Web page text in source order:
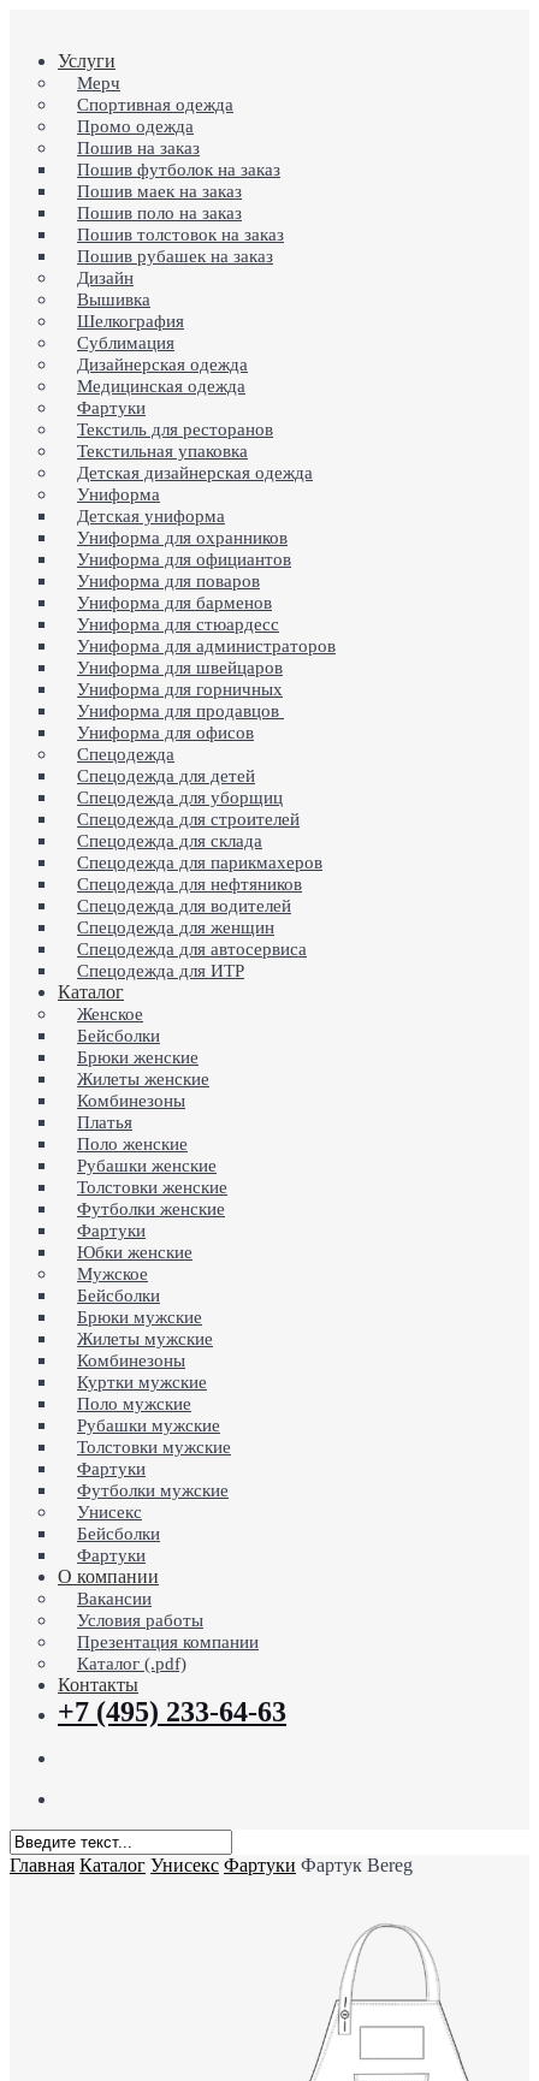
main
content
search
Menu Услуги
Мерч
Спортивная одежда
Промо одежда
Пошив на заказ
Пошив футболок на заказ
Пошив маек на заказ
Пошив поло на заказ
Пошив толстовок на заказ
Пошив рубашек на заказ
Дизайн
Вышивка
Шелкография
Сублимация
Дизайнерская одежда
Медицинская одежда
Фартуки
Текстиль для ресторанов
Текстильная упаковка
Детская дизайнерская одежда
Униформа
Детская униформа
Униформа для охранников
Униформа для официантов
Униформа для поваров
Униформа для барменов
Униформа для стюардесс
Униформа для администраторов
Униформа для швейцаров
Униформа для горничных
Униформа для продавцов
Униформа для офисов
Спецодежда
Спецодежда для детей
Спецодежда для уборщиц
Спецодежда для строителей
Спецодежда для склада
Спецодежда для парикмахеров
Спецодежда для нефтяников
Спецодежда для водителей
Спецодежда для женщин
Спецодежда для автосервиса
Спецодежда для ИТР
Каталог
Женское
Бейсболки
Брюки женские
Жилеты женские
Комбинезоны
Платья
Поло женские
Рубашки женские
Толстовки женские
Футболки женские
Фартуки
Юбки женские
Мужское
Бейсболки
Брюки мужские
Жилеты мужские
Комбинезоны
Куртки мужские
Поло мужские
Рубашки мужские
Толстовки мужские
Фартуки
Футболки мужские
Унисекс
Бейсболки
Фартуки
О компании
Вакансии
Условия работы
Презентация компании
Каталог (.pdf)
Контакты
+7 (495) 233-64-63
Close
Главная Каталог Унисекс Фартуки Фартук Bereg